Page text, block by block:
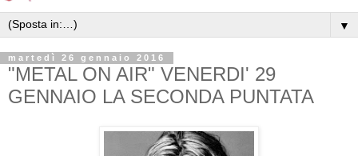
▼
martedì 26 gennaio 2016
"METAL ON AIR" VENERDI' 29
GENNAIO LA SECONDA PUNTATA